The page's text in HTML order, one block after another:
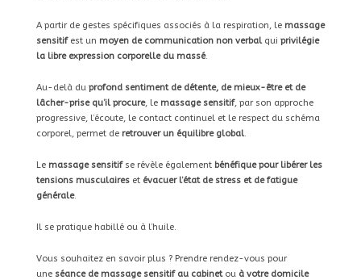
A partir de gestes spécifiques associés à la respiration, le massage
sensitifest un moyen de communication non verbalqui privilégie
la libre expression corporelle du massé.
Au-delà duprofond sentiment de détente, de mieux-être et de
lâcher-prise qu’il procure, le massage sensitif, par son approche
progressive, l’écoute, le contact continuel et le respect du schéma
corporel, permet de retrouver un équilibre global.
Le massage sensitifse révèle également bénéfique pour libérer les
tensions musculaireset évacuer l’état de stress et de fatigue
générale.
Il se pratique habillé ou à l’huile.
Vous souhaitez en savoir plus ? Prendre rendez-vous pour
une séance de massage sensitif au cabinet ouà votre domicile